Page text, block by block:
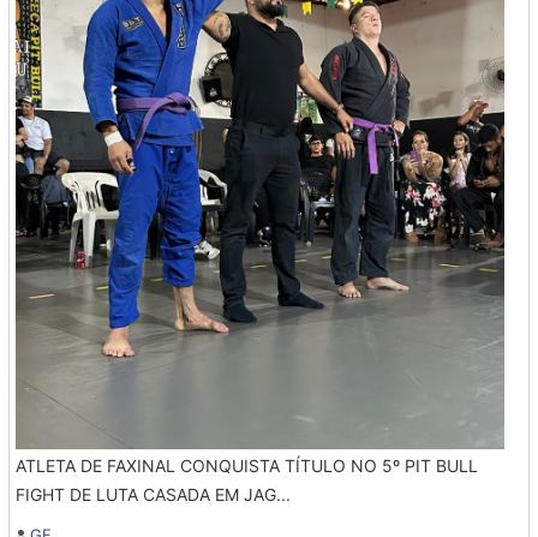
ATLETA DE FAXINAL CONQUISTA TÍTULO NO 5º PIT BULL
FIGHT DE LUTA CASADA EM JAG...